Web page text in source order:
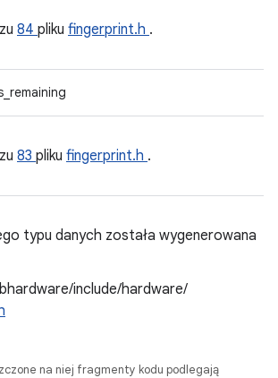
84 pliku fingerprint.h .
83 pliku fingerprint.h .
typu danych została wygenerowana
include/hardware/
na niej fragmenty kodu podlegają